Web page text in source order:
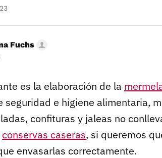
Fuchs
es la elaboración de la
seguridad e higiene alimentaria,
confituras y jaleas no
conservas caseras, si queremos
envasarlas correctamente.